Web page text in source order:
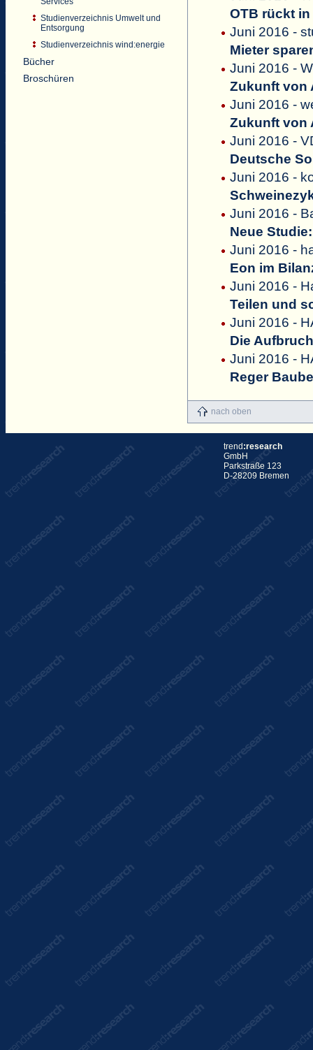
Studienverzeichnis Umwelt und
Entsorgung
Studienverzeichnis wind:energie
Bücher
Broschüren
OTB rückt
Juni 2016 -
Mieter
Juni 2016 -
Zukunft von
Juni 2016 -
Zukunft von
Juni 2016 -
Deutsche
Juni 2016 -
Juni 2016 -
Neue
Juni 2016 -
Eon im
Juni 2016 -
Teilen und
Juni 2016 -
Die
Juni 2016 -
Reger
nach oben
trend :research
GmbH
Parkstraße 123
D-28209 Bremen